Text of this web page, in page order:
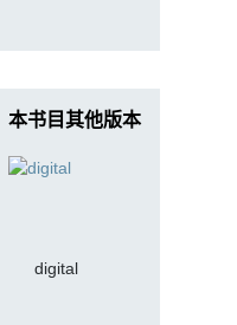
本书目其他版本
digital